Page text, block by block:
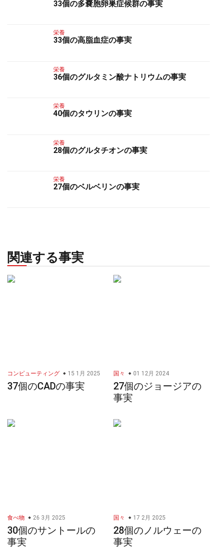
33個の多嚢胞卵巣症候群の事実
栄養
33個の高脂血症の事実
栄養
36個のグルタミン酸ナトリウムの事実
栄養
40個のタウリンの事実
栄養
28個のグルタチオンの事実
栄養
27個のベルベリンの事実
関連する事実
コンピューティング 15 1月 2025
37個のCADの事実
国々 01 12月 2024
27個のジョージアの
事実
食べ物 26 3月 2025
30個のサントールの
事実
国々 17 2月 2025
28個のノルウェーの
事実